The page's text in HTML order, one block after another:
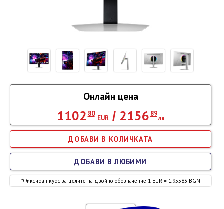
Онлайн цена
1102 80
EUR/ 2156 89
лв
*Фиксиран курс за целите на двойно обозначение 1 EUR = 1.95583 BGN
ДОБАВИ В ЛЮБИМИ